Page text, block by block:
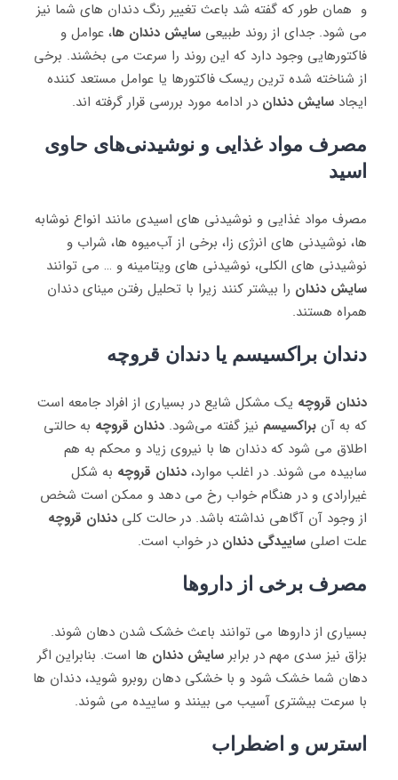
و همان طور که گفته شد باعث تغییر رنگ دندان‌ های شما نیز
می‌ شود. جدای از روند طبیعی سایش دندان‌ ها، عوامل و
فاکتورهایی وجود دارد که این روند را سرعت می‌ بخشند. برخی
از شناخته ‌‌شده ‌ترین ریسک فاکتورها یا عوامل مستعد کننده
ایجاد سایش دندان در ادامه مورد بررسی قرار گرفته‌ اند.
مصرف مواد غذایی و نوشیدنی‌های حاوی
اسید
مصرف مواد غذایی و نوشیدنی ‌های اسیدی مانند انواع نوشابه‌
ها، نوشیدنی ‌های انرژی ‌زا، برخی از آب‌میوه‌ ها، شراب و
نوشیدنی‌ های الکلی، نوشیدنی ‌های ویتامینه و … می‌ توانند
سایش دندان را بیشتر کنند زیرا با تحلیل رفتن مینای دندان
همراه هستند.
دندان براکسیسم یا دندان قروچه
دندان قروچه یک مشکل شایع در بسیاری از افراد جامعه است
که به آن براکسیسم نیز گفته می‌شود. دندان قروچه به حالتی
اطلاق می ‌شود که دندان ‌ها با نیروی زیاد و محکم به هم
سابیده می ‌شوند. در اغلب موارد، دندان قروچه به شکل
غیرارادی و در هنگام خواب رخ می‌ دهد و ممکن است شخص
از وجود آن آگاهی نداشته باشد. در حالت کلی دندان قروچه
علت اصلی ساییدگی دندان در خواب است.
مصرف برخی از داروها
بسیاری از داروها می ‌توانند باعث خشک شدن دهان شوند.
بزاق نیز سدی مهم در برابر سایش دندان ها است. بنابراین اگر
دهان شما خشک شود و با خشکی دهان روبرو شوید، دندان‌ ها
با سرعت بیشتری آسیب می بینند و ساییده می ‌شوند.
استرس و اضطراب